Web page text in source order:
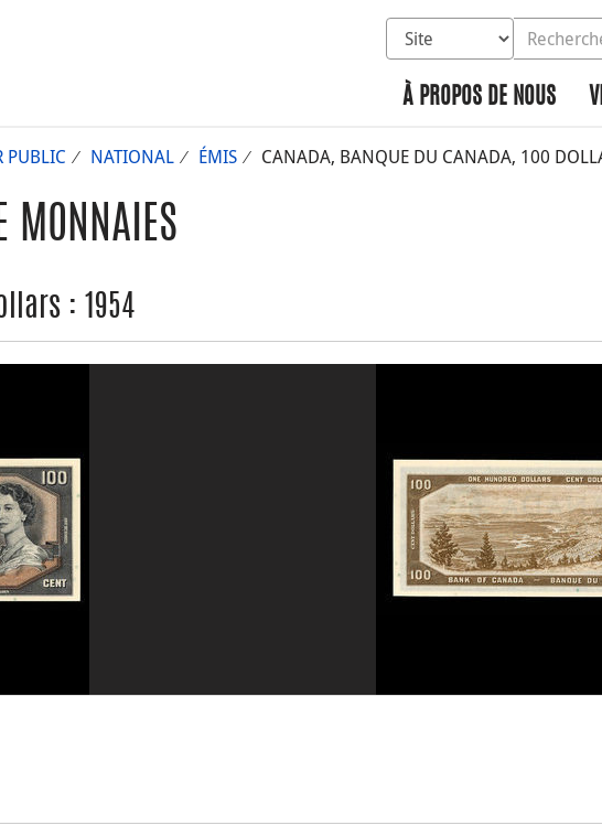
Sélectionnez la base de
Rechercher dans le site
À PROPOS DE NOUS
PUBLIC NATIONAL ÉMIS CANADA, BANQUE DU CANADA, 100
MONNAIES
: 1954